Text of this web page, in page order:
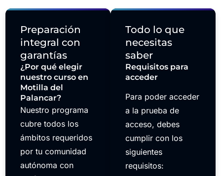
Preparación
integral con
garantías
¿Por qué elegir
nuestro curso en
Motilla del
Palancar?
Nuestro programa
cubre todos los
ámbitos requeridos
por tu comunidad
autónoma con
Todo lo que
necesitas
saber
Requisitos para
acceder
Para poder acceder
a la prueba de
acceso, debes
cumplir con los
siguientes
requisitos: